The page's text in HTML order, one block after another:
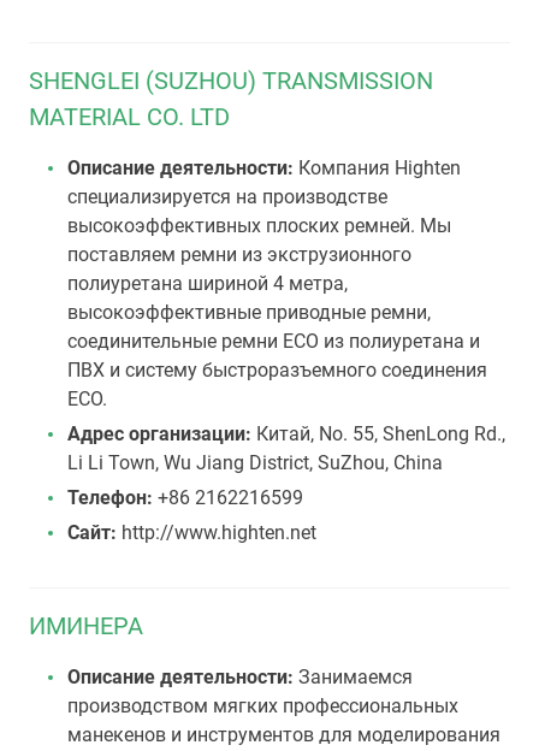
SHENGLEI (SUZHOU) TRANSMISSION
MATERIAL CO. LTD
Описание деятельности: Компания Highten
специализируется на производстве
высокоэффективных плоских ремней. Мы
поставляем ремни из экструзионного
полиуретана шириной 4 метра,
высокоэффективные приводные ремни,
соединительные ремни ECO из полиуретана и
ПВХ и систему быстроразъемного соединения
ECO.
Адрес организации: Китай, No. 55, ShenLong Rd.,
Li Li Town, Wu Jiang District, SuZhou, China
Телефон: +86 2162216599
Сайт: http://www.highten.net
ИМИНЕРА
Описание деятельности: Занимаемся
производством мягких профессиональных
манекенов и инструментов для моделирования